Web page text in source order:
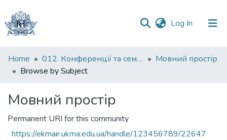
Log In (current)
Communities
&
All of DSpace
Home 012. Конференції та семінари НаУКМА
Мовний простір
Browse by Subject
Мовний простір
Permanent URI for this community
https://ekmair.ukma.edu.ua/handle/123456789/22647